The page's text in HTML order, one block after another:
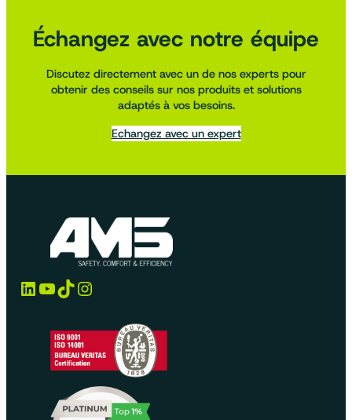
Échangez avec notre équipe
Discutez directement avec un de nos experts pour
obtenir des conseils sur nos produits et solutions
adaptés à vos besoins.
Echangez avec un expert
LinkedIn YouTube TikTok Instagram